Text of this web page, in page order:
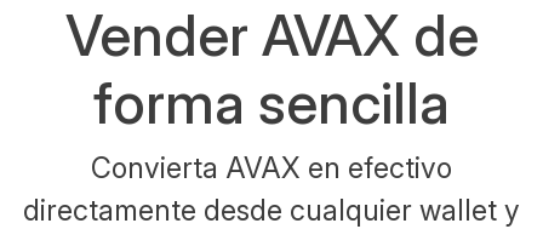
Vender AVAX de
forma sencilla
Convierta AVAX en efectivo
directamente desde cualquier wallet y